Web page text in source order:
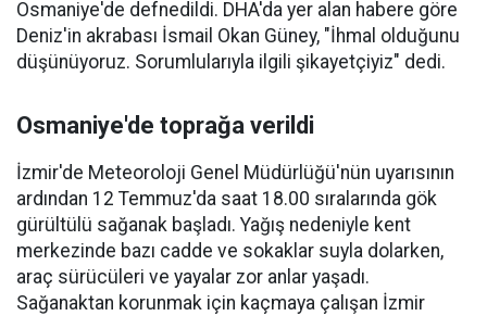
Osmaniye'de defnedildi. DHA'da yer alan habere göre
Deniz'in akrabası İsmail Okan Güney, "İhmal olduğunu
düşünüyoruz. Sorumlularıyla ilgili şikayetçiyiz" dedi.
Osmaniye'de toprağa verildi
İzmir'de Meteoroloji Genel Müdürlüğü'nün uyarısının
ardından 12 Temmuz'da saat 18.00 sıralarında gök
gürültülü sağanak başladı. Yağış nedeniyle kent
merkezinde bazı cadde ve sokaklar suyla dolarken,
araç sürücüleri ve yayalar zor anlar yaşadı.
Sağanaktan korunmak için kaçmaya çalışan İzmir